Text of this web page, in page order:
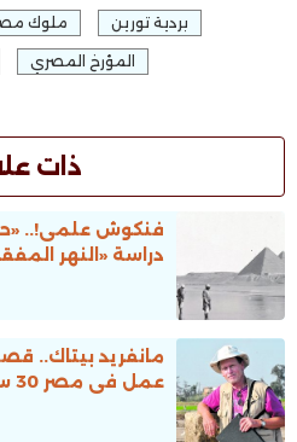
بردية تورين ملوك
المؤرخ المصري
ذات
فنكوش علمى!..
دراسة «النهر
مانفريد بيتاك..
عمل فى مصر 30 سنة بـ«غطاء نمساوى»!